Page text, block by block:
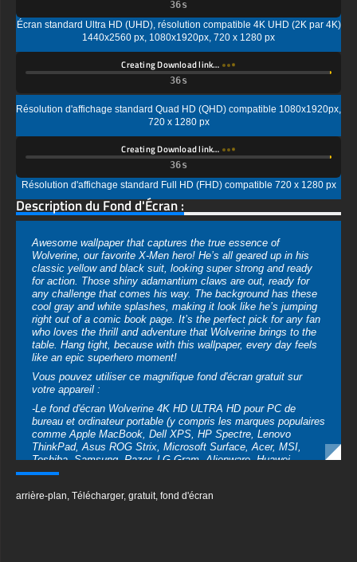
Résolution d'affichage standard Quad HD (QHD) compatible 1080x1920px,
Creating Download link…
Résolution d'affichage standard Full HD (FHD) compatible 720 x 1280 px
Description du Fond d'Écran :
Awesome wallpaper that captures the true essence of
Wolverine, our favorite X-Men hero! He’s all geared up in his
classic yellow and black suit, looking super strong and ready
for action. Those shiny adamantium claws are out, ready for
any challenge that comes his way. The background has these
right out of a comic book page. It’s the perfect pick for any fan
who loves the thrill and adventure that Wolverine brings to the
table. Hang tight, because with this wallpaper, every day feels
like an epic superhero moment!
Vous pouvez utiliser ce magnifique fond d'écran gratuit sur
votre appareil :
-Le fond d'écran Wolverine 4K HD ULTRA HD pour PC de
bureau et ordinateur portable (y compris les marques populaires
comme Apple MacBook, Dell XPS, HP Spectre, Lenovo
ThinkPad, Asus ROG Strix, Microsoft Surface, Acer, MSI,
Toshiba, Samsung, Razer, LG Gram, Alienware, Huawei
MateBook, LG Ultra, Google Pixelbook, LG Gram, LG Ultra,
Razer Blade, Gigabyte Aero.
-Le fond d'écran Wolverine 4K HD ULTRA HD pour appareil
mobile (iPhones, smartphones Android de Samsung Galaxy,
Samsung, Apple, Huawei, Xiaomi, Oppo, Vivo, Motorola,
HTC, Honor, Asus, BlackBerry et ZTE.
-The Wolverine wallpaper 4K HD ULTRA HD For Smart TV &
arrière-plan,Télécharger,gratuit,fond d'écran